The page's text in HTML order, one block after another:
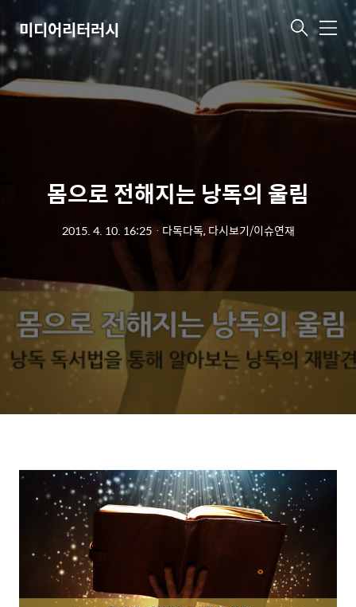
미디어리터러시 메
몸으로 전해지는 낭독의 울림
2015. 4. 10. 16:25ㆍ 다독다독, 다시보기/이슈연재